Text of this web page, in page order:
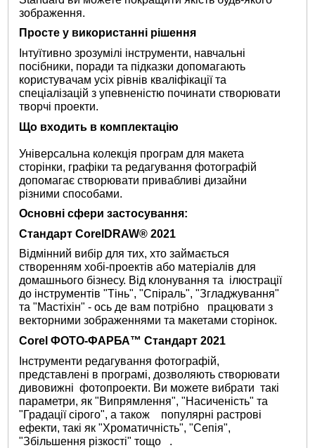
зображення.
Просте у використанні рішення
Інтуїтивно зрозумілі інструменти, навчальні
посібники, поради та підказки допомагають
користувачам усіх рівнів кваліфікації та
спеціалізацій з упевненістю починати створювати
творчі проекти.
Що входить в комплектацію
Універсальна колекція програм для макета
сторінки, графіки та редагування фотографій
допомагає створювати привабливі дизайни
різними способами.
Основні сфери застосування:
Стандарт CorelDRAW® 2021
Відмінний вибір для тих, хто займається
створенням хобі-проектів або матеріалів для
домашнього бізнесу. Від клонування та ілюстрації
до інструментів "Тінь", "Спіраль", "Згладжування"
та "Мастіхін" - ось де вам потрібно працювати з
векторними зображеннями та макетами сторінок.
Corel ФОТО-ФАРБА™ Стандарт 2021
Інструменти редагування фотографій,
представлені в програмі, дозволяють створювати
дивовижні фотопроекти. Ви можете вибрати такі
параметри, як "Випрямлення", "Насиченість" та
"Градації сірого", а також популярні растрові
ефекти, такі як "Хроматичність", "Сепія",
"Збільшення різкості" тощо .